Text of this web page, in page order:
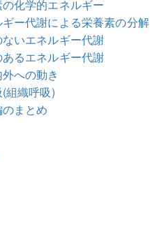
化学的エネルギー
ー代謝による栄養素の分解
いエネルギー代謝
るエネルギー代謝
への動き
組織呼吸)
まとめ